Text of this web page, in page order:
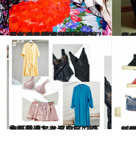
2022.9.13
【グッチ】バンブーハンドル バッグ 75周年記念フィルムに満島ひかり出演 日本橋三越本店でイベントも！
コミック ＆ エッセイ 旅の情景を彩るシューズ＆バッグ4選 快適さとデザイン性を備えた優れもの
コ
2022.8.8
旅に最適なマキシワンピ＆下着って？ スタイリストが厳選した温泉旅に ぴったりのアイテムをご紹介！
旅＆お出かけ “ひとくせある”スニーカーが気になる ロエベ、
コ